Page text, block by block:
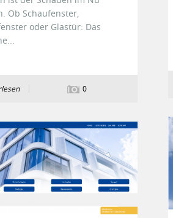
Ob Schaufenster,
oder Glastür: Das
0